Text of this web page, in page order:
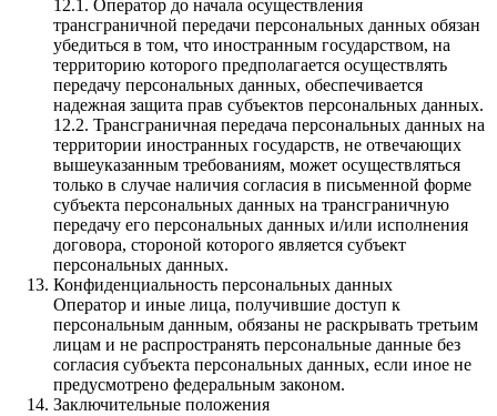
12.1. Оператор до начала осуществления
трансграничной передачи персональных данных обязан
убедиться в том, что иностранным государством, на
территорию которого предполагается осуществлять
передачу персональных данных, обеспечивается
надежная защита прав субъектов персональных данных.
12.2. Трансграничная передача персональных данных на
территории иностранных государств, не отвечающих
вышеуказанным требованиям, может осуществляться
только в случае наличия согласия в письменной форме
субъекта персональных данных на трансграничную
передачу его персональных данных и/или исполнения
договора, стороной которого является субъект
персональных данных.
Конфиденциальность персональных данных
Оператор и иные лица, получившие доступ к
персональным данным, обязаны не раскрывать третьим
лицам и не распространять персональные данные без
согласия субъекта персональных данных, если иное не
предусмотрено федеральным законом.
Заключительные положения